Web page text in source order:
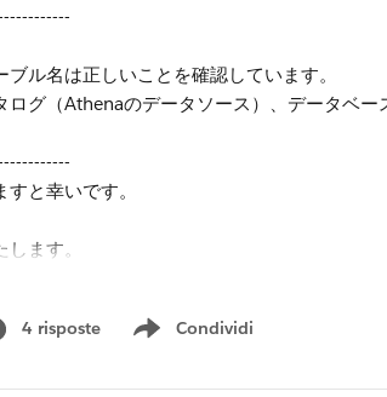
ブル名は正しいことを確認しています。
ログ（Athenaのデータソース）、データベ
と幸いです。​
ます。​
4 risposte Condividi
Show menu